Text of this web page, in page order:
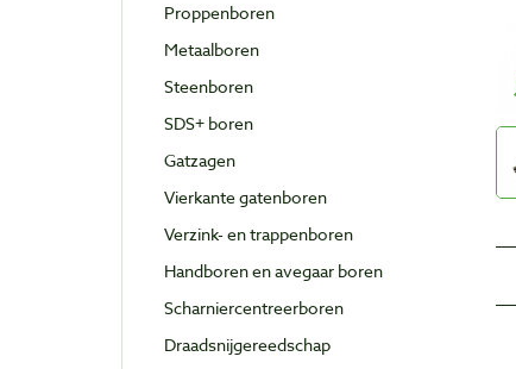
Proppenboren
Metaalboren
Steenboren
SDS+ boren
Gatzagen
Vierkante gatenboren
Verzink- en trappenboren
Handboren en avegaar boren
Scharniercentreerboren
Draadsnijgereedschap